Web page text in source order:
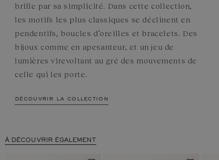
brille par sa simplicité. Dans cette collection,
les motifs les plus classiques se déclinent en
pendentifs, boucles d’oreilles et bracelets. Des
bijoux comme en apesanteur, et un jeu de
lumières virevoltant au gré des mouvements de
celle qui les porte.
découvrir la collection
À DÉCOUVRIR ÉGALEMENT